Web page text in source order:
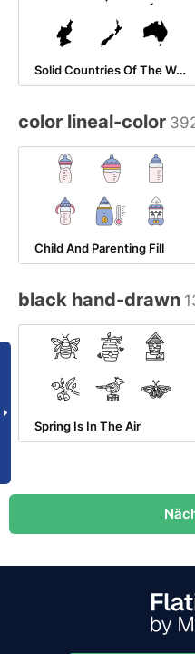
Solid Countries Of The World
color lineal-color
Child And Parenting Fill
black hand-drawn
Spring Is In The Air